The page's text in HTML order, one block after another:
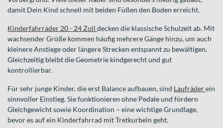
damit Dein Kind schnell mit beiden Füßen den Boden erreicht.
Kinderfahrräder 20 - 24 Zoll decken die klassische Schulzeit ab. Mit
wachsender Größe kommen häufig mehrere Gänge hinzu, um auch
kleinere Anstiege oder längere Strecken entspannt zu bewältigen.
Gleichzeitig bleibt die Geometrie kindgerecht und gut
kontrollierbar.
Für sehr junge Kinder, die erst Balance aufbauen, sind Laufräderein
sinnvoller Einstieg. Sie funktionieren ohne Pedale und fördern
Gleichgewicht sowie Koordination – eine wichtige Grundlage,
bevor es auf ein Kinderfahrrad mit Tretkurbeln geht.